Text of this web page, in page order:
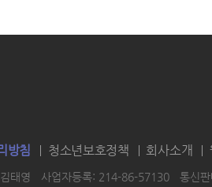
방침 청소년보호정책 회사소개
태영 사업자등록: 214-86-57130
통신